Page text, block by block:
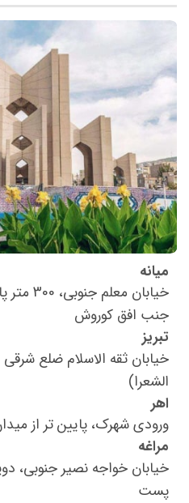
میانه
خیابان
جنب افق کوروش
تبریز
خیابان ثقه الاسلام ضلع
الشعرا)
اهر
ورودی شهرک، پایین تر از
مراغه
خیابان خواجه نصیر جنوبی،
پست